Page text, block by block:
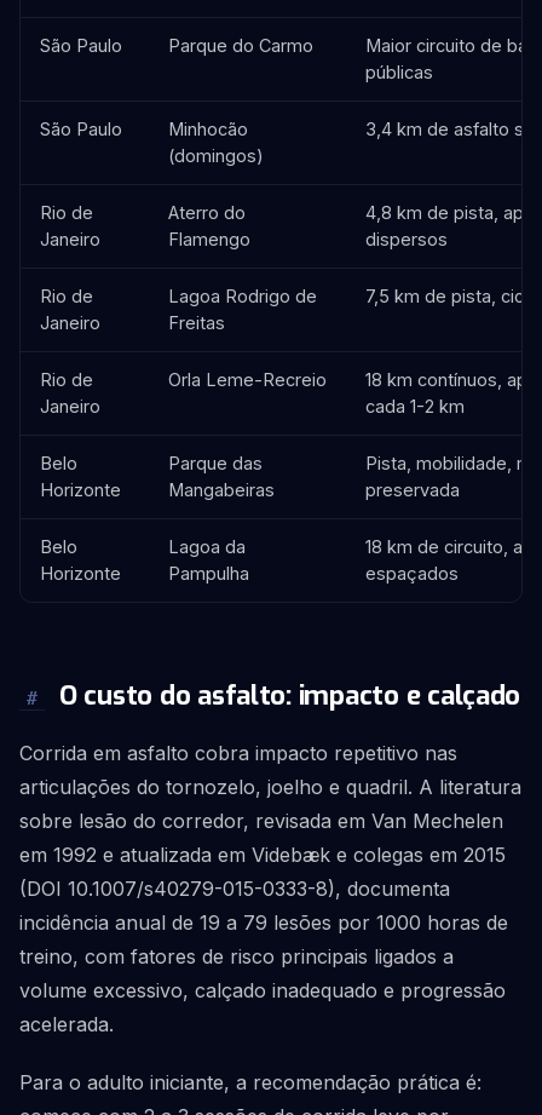
São Paulo Parque do Carmo
Maior circuito de
públicas
São Paulo
Minhocão
(domingos)
3,4 km de asfalto
Rio de
Janeiro
Aterro do
Flamengo
4,8 km de pista,
dispersos
Rio de
Janeiro
Lagoa Rodrigo de
Freitas
7,5 km de pista,
Rio de
Janeiro
Orla Leme-Recreio
18 km contínuos,
cada 1-2 km
Belo
Horizonte
Parque das
Mangabeiras
Pista, mobilidade,
preservada
Belo
Horizonte
Lagoa da
Pampulha
18 km de circuito,
espaçados
# O custo do asfalto: impacto e calçado
Corrida em asfalto cobra impacto repetitivo nas
articulações do tornozelo, joelho e quadril. A literatura
sobre lesão do corredor, revisada em Van Mechelen
em 1992 e atualizada em Videbæk e colegas em 2015
(DOI 10.1007/s40279-015-0333-8), documenta
incidência anual de 19 a 79 lesões por 1000 horas de
treino, com fatores de risco principais ligados a
volume excessivo, calçado inadequado e progressão
acelerada.
Para o adulto iniciante, a recomendação prática é: